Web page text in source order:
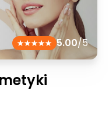
5.00/5